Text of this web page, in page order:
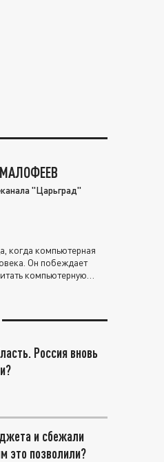
"Царьград"
когда компьютерная
Он побеждает
компьютерную
Россия вновь
и сбежали
это позволили?